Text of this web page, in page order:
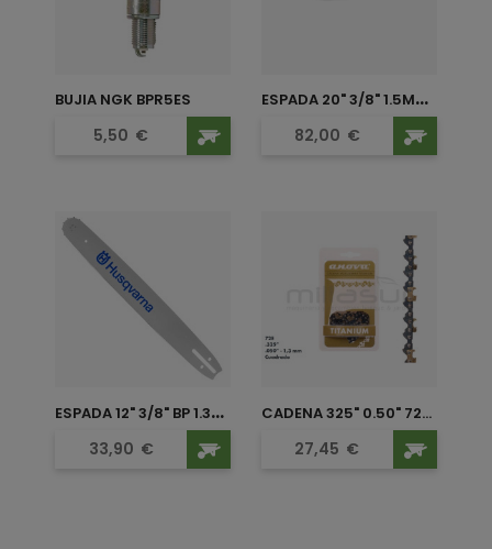
BUJIA NGK BPR5ES
Precio
5,50 €
E
SPADA 20" 3/8" 1.5MM 72...
Precio
82,00 €
E
SPADA 12" 3/8" BP 1.3MM 45...
Precio
33,90 €
CADENA 325" 0.50" 72...
Precio
27,45 €